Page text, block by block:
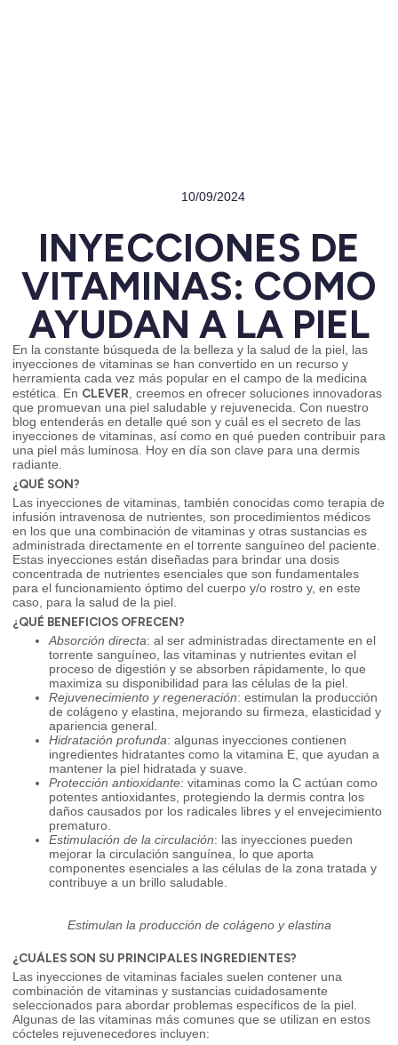
10/09/2024
INYECCIONES DE
VITAMINAS: COMO
AYUDAN A LA PIEL
En la constante búsqueda de la belleza y la salud de la piel, las
inyecciones de vitaminas se han convertido en un recurso y
herramienta cada vez más popular en el campo de la medicina
estética. En CLEVER, creemos en ofrecer soluciones innovadoras
que promuevan una piel saludable y rejuvenecida. Con nuestro
blog entenderás en detalle qué son y cuál es el secreto de las
inyecciones de vitaminas, así como en qué pueden contribuir para
una piel más luminosa. Hoy en día son clave para una dermis
radiante.
¿QUÉ SON?
Las inyecciones de vitaminas, también conocidas como terapia de
infusión intravenosa de nutrientes, son procedimientos médicos
en los que una combinación de vitaminas y otras sustancias es
administrada directamente en el torrente sanguíneo del paciente.
Estas inyecciones están diseñadas para brindar una dosis
concentrada de nutrientes esenciales que son fundamentales
para el funcionamiento óptimo del cuerpo y/o rostro y, en este
caso, para la salud de la piel.
¿QUÉ BENEFICIOS OFRECEN?
Absorción directa: al ser administradas directamente en el
torrente sanguíneo, las vitaminas y nutrientes evitan el
proceso de digestión y se absorben rápidamente, lo que
maximiza su disponibilidad para las células de la piel.
Rejuvenecimiento y regeneración: estimulan la producción
de colágeno y elastina, mejorando su firmeza, elasticidad y
apariencia general.
Hidratación profunda: algunas inyecciones contienen
ingredientes hidratantes como la vitamina E, que ayudan a
mantener la piel hidratada y suave.
Protección antioxidante: vitaminas como la C actúan como
potentes antioxidantes, protegiendo la dermis contra los
daños causados por los radicales libres y el envejecimiento
prematuro.
Estimulación de la circulación: las inyecciones pueden
mejorar la circulación sanguínea, lo que aporta
componentes esenciales a las células de la zona tratada y
contribuye a un brillo saludable.
Estimulan la producción de colágeno y elastina
¿CUÁLES SON SU PRINCIPALES INGREDIENTES?
Las inyecciones de vitaminas faciales suelen contener una
combinación de vitaminas y sustancias cuidadosamente
seleccionados para abordar problemas específicos de la piel.
Algunas de las vitaminas más comunes que se utilizan en estos
cócteles rejuvenecedores incluyen: